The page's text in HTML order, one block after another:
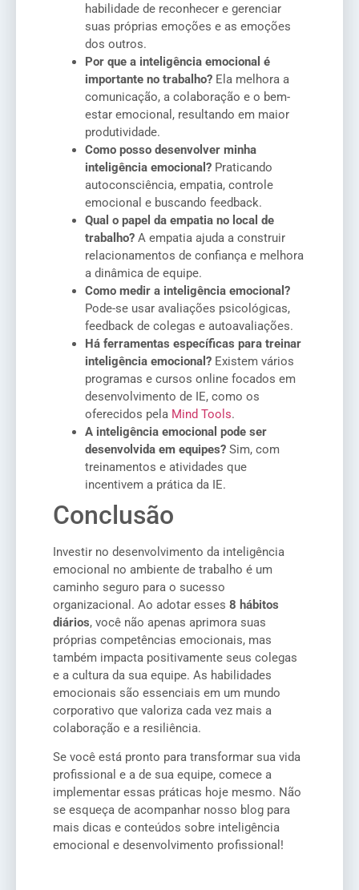
habilidade de reconhecer e gerenciar
suas próprias emoções e as emoções
dos outros.
Por que a inteligência emocional é
importante no trabalho? Ela melhora a
comunicação, a colaboração e o bem-
estar emocional, resultando em maior
produtividade.
Como posso desenvolver minha
inteligência emocional? Praticando
autoconsciência, empatia, controle
emocional e buscando feedback.
Qual o papel da empatia no local de
trabalho? A empatia ajuda a construir
relacionamentos de confiança e melhora
a dinâmica de equipe.
Como medir a inteligência emocional?
Pode-se usar avaliações psicológicas,
feedback de colegas e autoavaliações.
Há ferramentas específicas para treinar
inteligência emocional? Existem vários
programas e cursos online focados em
desenvolvimento de IE, como os
oferecidos pela Mind Tools.
A inteligência emocional pode ser
desenvolvida em equipes? Sim, com
treinamentos e atividades que
incentivem a prática da IE.
Conclusão
Investir no desenvolvimento da inteligência
emocional no ambiente de trabalho é um
caminho seguro para o sucesso
organizacional. Ao adotar esses 8 hábitos
diários, você não apenas aprimora suas
próprias competências emocionais, mas
também impacta positivamente seus colegas
e a cultura da sua equipe. As habilidades
emocionais são essenciais em um mundo
corporativo que valoriza cada vez mais a
colaboração e a resiliência.
Se você está pronto para transformar sua vida
profissional e a de sua equipe, comece a
implementar essas práticas hoje mesmo. Não
se esqueça de acompanhar nosso blog para
mais dicas e conteúdos sobre inteligência
emocional e desenvolvimento profissional!